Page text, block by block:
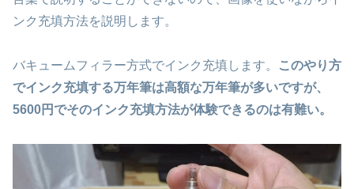
ンク充填方法を説明します。
バキュームフィラー方式でインク充填します。
このやり方
でインク充填する万年筆は高額な万年筆が多いですが、
5600円でそのインク充填方法が体験できるのは有難い。